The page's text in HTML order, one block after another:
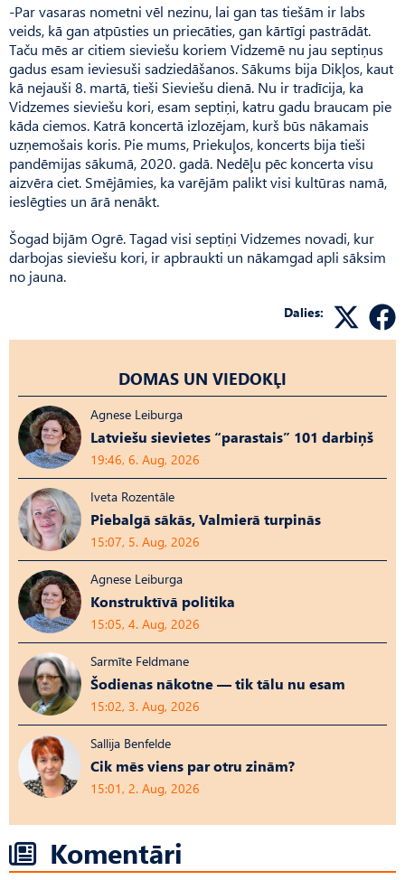
-Par vasaras nometni vēl nezinu, lai gan tas tiešām ir labs
veids, kā gan atpūsties un priecāties, gan kārtīgi pastrādāt.
Taču mēs ar citiem sieviešu koriem Vidzemē nu jau septiņus
gadus esam ieviesuši sadziedāšanos. Sā­kums bija Dikļos, kaut
kā nejauši 8. martā, tieši Sieviešu dienā. Nu ir tradīcija, ka
Vidzemes sieviešu kori, esam septiņi, katru gadu braucam pie
kāda ciemos. Katrā koncertā izlozējam, kurš būs nākamais
uzņemošais koris. Pie mums, Priekuļos, koncerts bija tieši
pandēmijas sākumā, 2020. gadā. Nedēļu pēc koncerta visu
aizvēra ciet. Smējāmies, ka varējām palikt visi kultūras namā,
ieslēgties un ārā nenākt.
Šogad bijām Ogrē. Tagad visi septiņi Vidzemes novadi, kur
darbojas sieviešu kori, ir apbraukti un nākamgad apli sāksim
no jauna.
Dalies:
DOMAS UN VIEDOKĻI
Agnese Leiburga
Latviešu sievietes “parastais” 101 darbiņš
19:46, 6. Aug, 2026
Iveta Rozentāle
Piebalgā sākās, Valmierā turpinās
15:07, 5. Aug, 2026
Agnese Leiburga
Konstruktīvā politika
15:05, 4. Aug, 2026
Sarmīte Feldmane
Šodienas nākotne — tik tālu nu esam
15:02, 3. Aug, 2026
Sallija Benfelde
Cik mēs viens par otru zinām?
15:01, 2. Aug, 2026
Komentāri